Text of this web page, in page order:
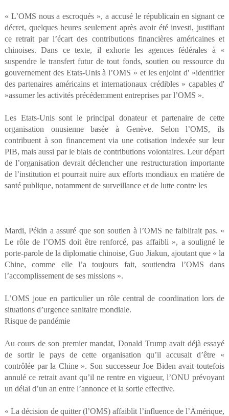
« L’OMS nous a escroqués », a accusé le républicain en signant ce
décret, quelques heures seulement après avoir été investi, justifiant
ce retrait par l’écart des contributions financières américaines et
chinoises. Dans ce texte, il exhorte les agences fédérales à «
suspendre le transfert futur de tout fonds, soutien ou ressource du
gouvernement des Etats-Unis à l’OMS » et les enjoint d' »identifier
des partenaires américains et internationaux crédibles » capables d'
»assumer les activités précédemment entreprises par l’OMS ».
Les Etats-Unis sont le principal donateur et partenaire de cette
organisation onusienne basée à Genève. Selon l’OMS, ils
contribuent à son financement via une cotisation indexée sur leur
PIB, mais aussi par le biais de contributions volontaires. Leur départ
de l’organisation devrait déclencher une restructuration importante
de l’institution et pourrait nuire aux efforts mondiaux en matière de
santé publique, notamment de surveillance et de lutte contre les
Mardi, Pékin a assuré que son soutien à l’OMS ne faiblirait pas. «
Le rôle de l’OMS doit être renforcé, pas affaibli », a souligné le
porte-parole de la diplomatie chinoise, Guo Jiakun, ajoutant que « la
Chine, comme elle l’a toujours fait, soutiendra l’OMS dans
l’accomplissement de ses missions ».
L’OMS joue en particulier un rôle central de coordination lors de
situations d’urgence sanitaire mondiale.
Risque de pandémie
Au cours de son premier mandat, Donald Trump avait déjà essayé
de sortir le pays de cette organisation qu’il accusait d’être «
contrôlée par la Chine ». Son successeur Joe Biden avait toutefois
annulé ce retrait avant qu’il ne rentre en vigueur, l’ONU prévoyant
un délai d’un an entre l’annonce et la sortie effective.
« La décision de quitter (l’OMS) affaiblit l’influence de l’Amérique,